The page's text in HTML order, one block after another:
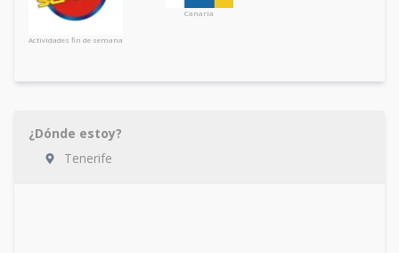
Actividades fin de semana
Canaria
¿Dónde estoy?
Tenerife